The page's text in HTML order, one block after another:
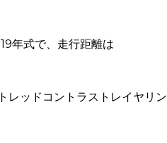
年式で、走行距離は
レッドコントラストレイヤリン